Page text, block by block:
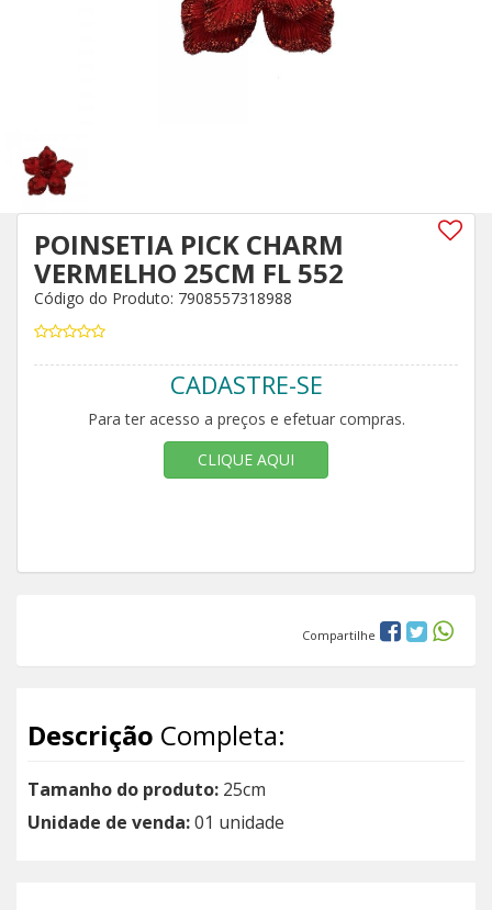
POINSETIA PICK CHARM
VERMELHO 25CM FL 552
Código do Produto: 7908557318988
CADASTRE-SE
Para ter acesso a preços e efetuar compras.
CLIQUE AQUI
Compartilhe
Descrição Completa:
Tamanho do produto: 25cm
Unidade de venda:01 unidade